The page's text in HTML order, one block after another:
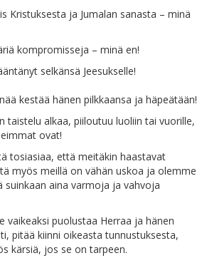
Kristuksesta ja Jumalan sanasta – minä
kompromisseja – minä en!
selkänsä Jeesukselle!
kestää hänen pilkkaansa ja häpeätään!
taistelu alkaa, piiloutuu luoliin tai vuorille,
ovat!
tosiasiaa, että meitäkin haastavat
myös meillä on vähän uskoa ja olemme
suinkaan aina varmoja ja vahvoja
vaikeaksi puolustaa Herraa ja hänen
pitää kiinni oikeasta tunnustuksesta,
kärsiä, jos se on tarpeen.